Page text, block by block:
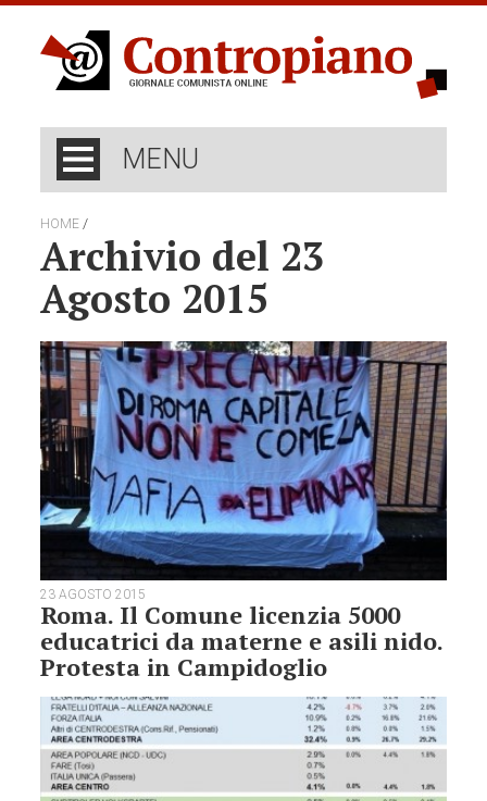
MENU
HOME /
Archivio del 23
Agosto 2015
23 AGOSTO 2015
Roma. Il Comune licenzia 5000
educatrici da materne e asili nido.
Protesta in Campidoglio